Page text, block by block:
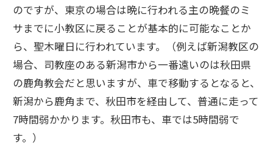
のですが、東京の場合は晩に行われる主の晩餐のミ
サまでに小教区に戻ることが基本的に可能なことか
ら、聖木曜日に行われています。（例えば新潟教区の
場合、司教座のある新潟市から一番遠いのは秋田県
の鹿角教会だと思いますが、車で移動するとなると、
新潟から鹿角まで、秋田市を経由して、普通に走って
7時間弱かかります。秋田市も、車では5時間弱で
す。）